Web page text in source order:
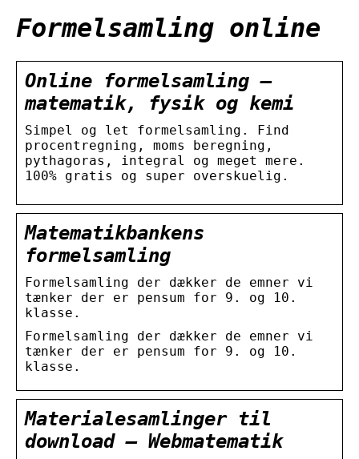
Formelsamling online
Online formelsamling –
matematik, fysik og kemi
Simpel og let formelsamling. Find
procentregning, moms beregning,
pythagoras, integral og meget mere.
100% gratis og super overskuelig.
Matematikbankens
formelsamling
Formelsamling der dækker de emner vi
tænker der er pensum for 9. og 10.
klasse.
Formelsamling der dækker de emner vi
tænker der er pensum for 9. og 10.
klasse.
Materialesamlinger til
download – Webmatematik